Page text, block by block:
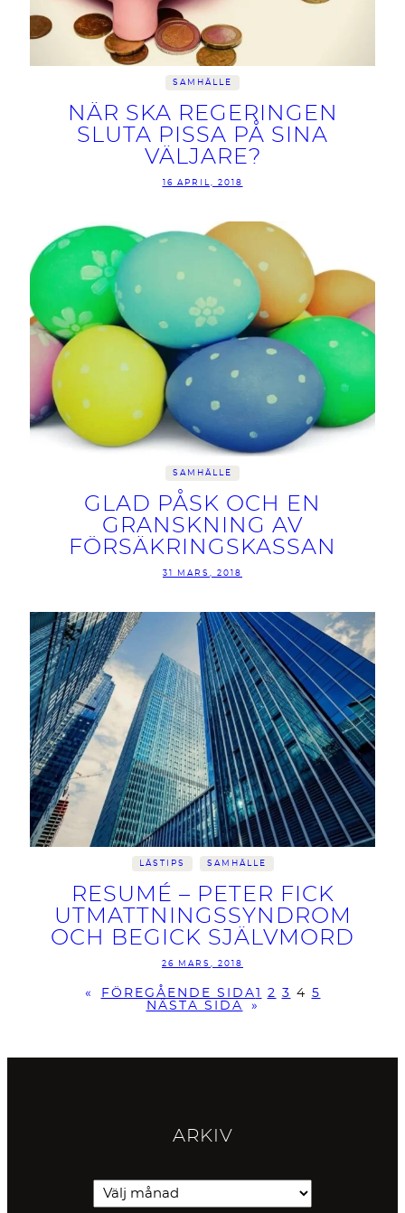
SAMHÄLLE
NÄR SKA REGERINGEN
SLUTA PISSA PÅ SINA
VÄLJARE?
16 APRIL, 2018
SAMHÄLLE
GLAD PÅSK OCH EN
GRANSKNING AV
FÖRSÄKRINGSKASSAN
31 MARS, 2018
LÄSTIPS SAMHÄLLE
RESUMÉ – PETER FICK
UTMATTNINGSSYNDROM
OCH BEGICK SJÄLVMORD
26 MARS, 2018
« FÖREGÅENDE SIDA 2 3 4 5
NÄSTA SIDA
»
ARKIV